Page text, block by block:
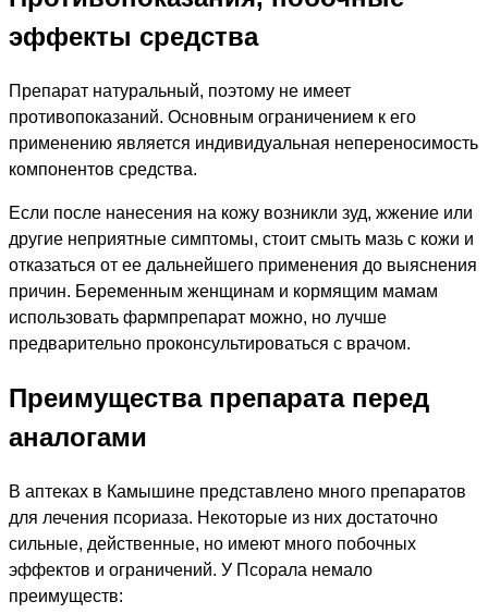
эффекты средства
Препарат натуральный, поэтому не имеет
противопоказаний. Основным ограничением к его
применению является индивидуальная непереносимость
компонентов средства.
Если после нанесения на кожу возникли зуд, жжение или
другие неприятные симптомы, стоит смыть мазь с кожи и
отказаться от ее дальнейшего применения до выяснения
причин. Беременным женщинам и кормящим мамам
использовать фармпрепарат можно, но лучше
предварительно проконсультироваться с врачом.
Преимущества препарата перед
аналогами
В аптеках в Камышине представлено много препаратов
для лечения псориаза. Некоторые из них достаточно
сильные, действенные, но имеют много побочных
эффектов и ограничений. У Псорала немало
преимуществ: